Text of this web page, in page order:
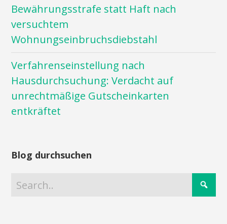
Bewährungsstrafe statt Haft nach
versuchtem
Wohnungseinbruchsdiebstahl
Verfahrenseinstellung nach
Hausdurchsuchung: Verdacht auf
unrechtmäßige Gutscheinkarten
entkräftet
Blog durchsuchen